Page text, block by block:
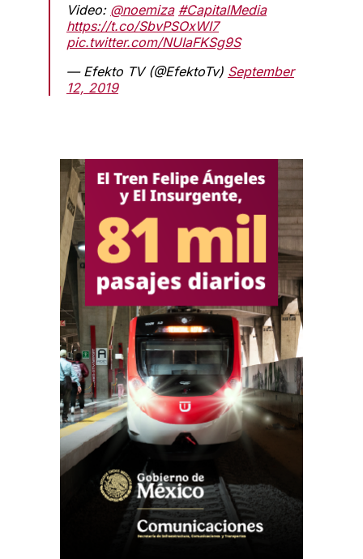
Video: @noemiza #CapitalMedia
https://t.co/SbvPSOxWI7
pic.twitter.com/NUIaFKSg9S
— Efekto TV (@EfektoTv) September
12, 2019